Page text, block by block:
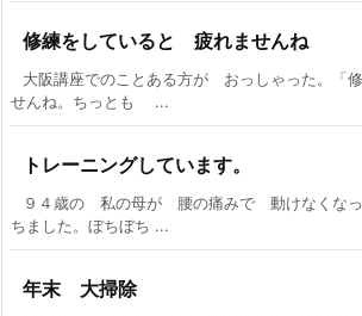
修練をしていると 疲れませんね
大阪講座でのことある方が おっしゃった。「
せんね。ちっとも ...
トレーニングしています。
９４歳の 私の母が 腰の痛みで 動けなくな
ちました。ぼちぼち ...
年末 大掃除